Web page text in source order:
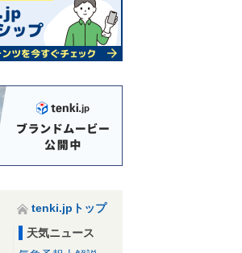
tenki.jpトップ
天気ニュース